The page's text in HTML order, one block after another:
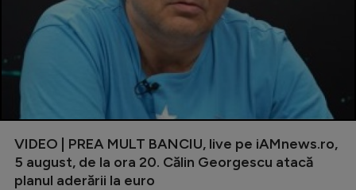
VIDEO | PREA MULT BANCIU, live pe iAMnews.ro,
5 august, de la ora 20. Călin Georgescu atacă
planul aderării la euro